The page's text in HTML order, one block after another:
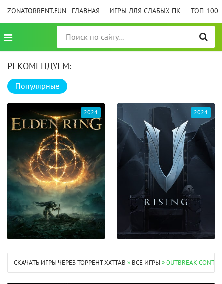
ZONATORRENT.FUN - ГЛАВНАЯ ИГРЫ ДЛЯ СЛАБЫХ ПК ТОП-100
РЕКОМЕНДУЕМ:
Популярные
2024 2024
СКАЧАТЬ ИГРЫ ЧЕРЕЗ ТОРРЕНТ XATTAB » ВСЕ ИГРЫ » OUTBREAK